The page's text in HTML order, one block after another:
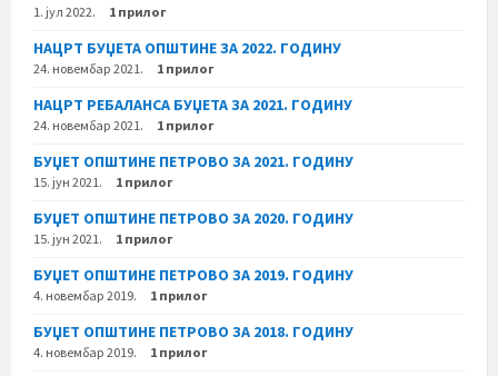
1. јул 2022. 1 прилог
НАЦРТ БУЏЕТА ОПШТИНЕ ЗА 2022. ГОДИНУ
24. новембар 2021. 1 прилог
НАЦРТ РЕБАЛАНСА БУЏЕТА ЗА 2021. ГОДИНУ
24. новембар 2021. 1 прилог
БУЏЕТ ОПШТИНЕ ПЕТРОВО ЗА 2021. ГОДИНУ
15. јун 2021. 1 прилог
БУЏЕТ ОПШТИНЕ ПЕТРОВО ЗА 2020. ГОДИНУ
15. јун 2021. 1 прилог
БУЏЕТ ОПШТИНЕ ПЕТРОВО ЗА 2019. ГОДИНУ
4. новембар 2019. 1 прилог
БУЏЕТ ОПШТИНЕ ПЕТРОВО ЗА 2018. ГОДИНУ
4. новембар 2019. 1 прилог